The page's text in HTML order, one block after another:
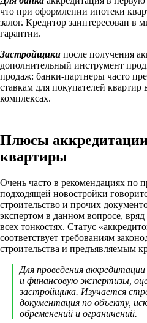
что при оформлении ипотеки
залог. Кредитор заинтересован в
гарантии.
Застройщики после получения
дополнительный инструмент
продаж: банки-партнеры часто
ставкам для покупателей
комплексах.
Плюсы
квартиры
Очень часто в рекомендациях по
подходящей новостройки
строительство и прочих
экспертом в данном вопросе,
всех тонкостях. Статус
соответствует требованиям
строительства и предъявляемым
Для проведения
и финансовую экспертизы,
застройщика. Изучается
документация по объекту,
обременений и ограничений.